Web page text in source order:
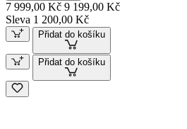
7 999,00 Kč 9 199,00 Kč
Sleva 1 200,00 Kč
Přidat do košíku
Přidat do košíku